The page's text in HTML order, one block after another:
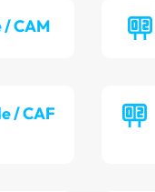
/ CAM
/ CAF